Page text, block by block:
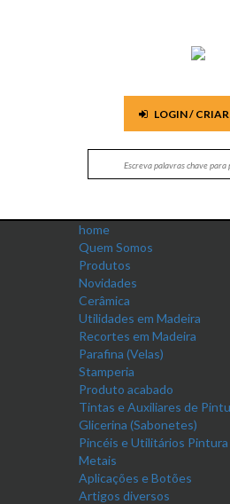
LOGIN /
home
Quem Somos
Produtos
Novidades
Cerâmica
Utilidades em Madeira
Recortes em Madeira
Parafina (Velas)
Stamperia
Produto acabado
Tintas e Auxiliares de
Glicerina (Sabonetes)
Pincéis e Utilitários Pintura
Metais
Aplicações e Botões
Artigos diversos